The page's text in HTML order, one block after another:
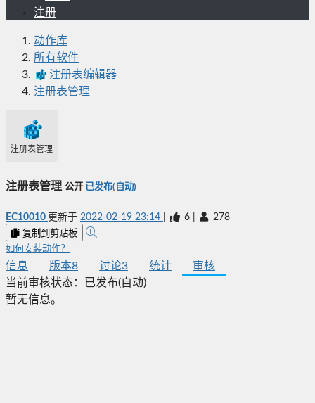
注册
动作库
所有软件
注册表编辑器
注册表管理
注册表管理
注册表管理 公开 已发布(自动)
EC10010 更新于 2022-02-19 23:14 6 278
复制到剪贴板
如何安装动作？
信息 版本8 讨论3 统计
审核
当前审核状态：
已发布(自动)
暂无信息。